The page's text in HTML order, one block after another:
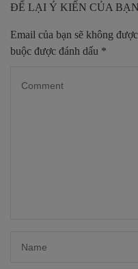
ĐỂ LẠI Ý KIẾN CỦA
Email của bạn sẽ không
buộc được đánh dấu *